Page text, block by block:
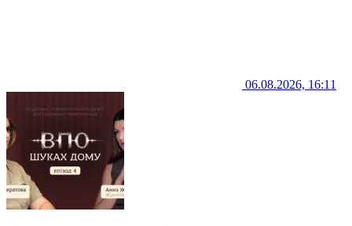
06.08.2026, 16:11